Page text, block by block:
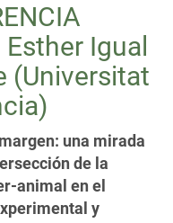
Esther Igual
(Universitat
una mirada
de la
animal en el
y